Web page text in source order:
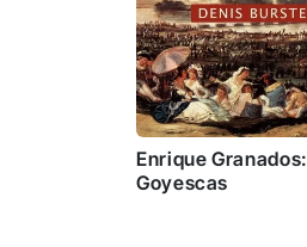
Enrique Granados:
Goyescas